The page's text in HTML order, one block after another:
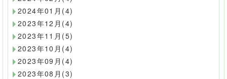
2024年01月(4)
2023年12月(4)
2023年11月(5)
2023年10月(4)
2023年09月(4)
2023年08月(3)